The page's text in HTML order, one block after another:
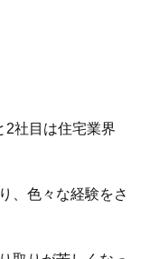
2社目は住宅業界
、色々な経験をさ